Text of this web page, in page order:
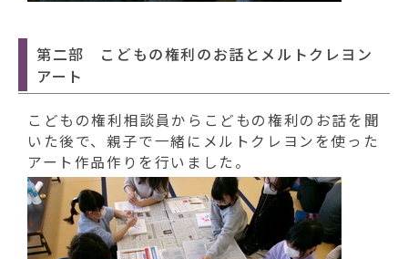
第二部 こどもの権利のお話とメルトクレヨン
アート
こどもの権利相談員からこどもの権利のお話を聞
いた後で、親子で一緒にメルトクレヨンを使った
アート作品作りを行いました。